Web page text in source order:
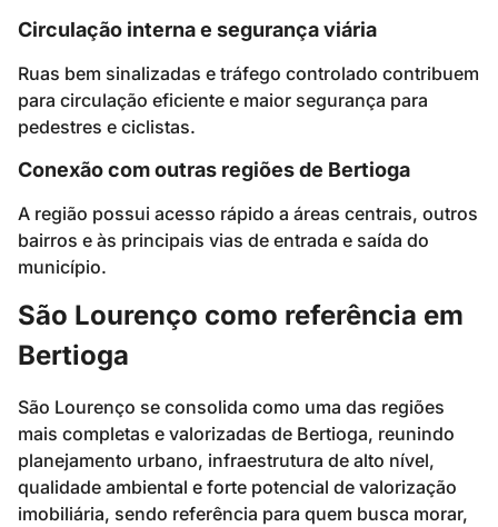
Circulação interna e segurança viária
Ruas bem sinalizadas e tráfego controlado contribuem
para circulação eficiente e maior segurança para
pedestres e ciclistas.
Conexão com outras regiões de Bertioga
A região possui acesso rápido a áreas centrais, outros
bairros e às principais vias de entrada e saída do
município.
São Lourenço como referência em
Bertioga
São Lourenço se consolida como uma das regiões
mais completas e valorizadas de Bertioga, reunindo
planejamento urbano, infraestrutura de alto nível,
qualidade ambiental e forte potencial de valorização
imobiliária, sendo referência para quem busca morar,